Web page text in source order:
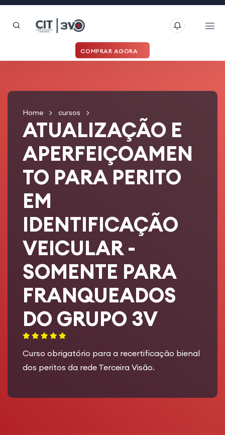
COMPRAR AGORA
Home cursos
ATUALIZAÇÃO E
APERFEIÇOAMEN
TO PARA PERITO
EM
IDENTIFICAÇÃO
VEICULAR -
SOMENTE PARA
FRANQUEADOS
DO GRUPO 3V
Curso obrigatório para a recertificação bienal
dos peritos da rede Terceira Visão.